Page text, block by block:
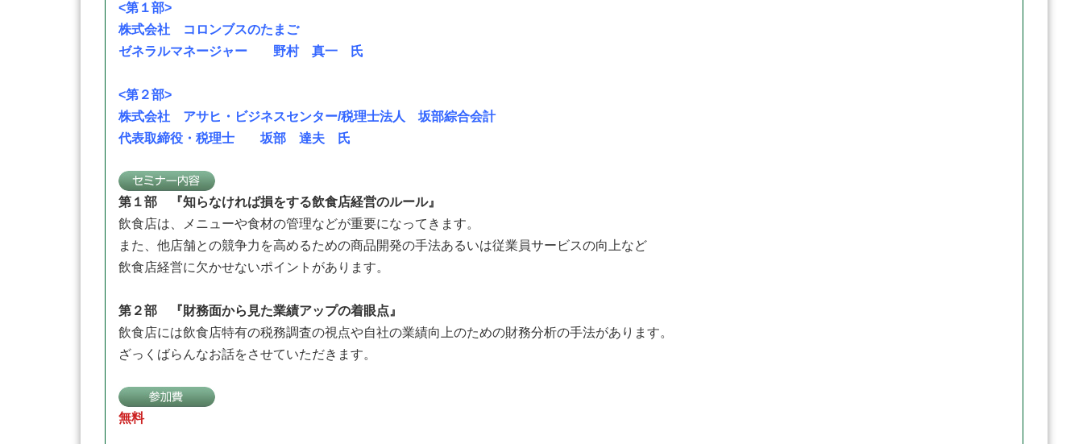
<第１部>
株式会社 コロンブスのたまご
ゼネラルマネージャー 野村 真一 氏
<第２部>
株式会社 アサヒ・ビジネスセンター/税理士法人 坂部綜合会計
代表取締役・税理士 坂部 達夫 氏
第１部 『知らなければ損をする飲食店経営のルール』
飲食店は、メニューや食材の管理などが重要になってきます。
また、他店舗との競争力を高めるための商品開発の手法あるいは従業員サービスの向上など
飲食店経営に欠かせないポイントがあります。
第２部 『財務面から見た業績アップの着眼点』
飲食店には飲食店特有の税務調査の視点や自社の業績向上のための財務分析の手法があります。
ざっくばらんなお話をさせていただきます。
無料